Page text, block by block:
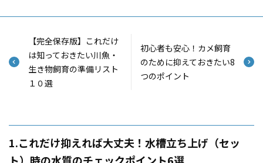
【完全保存版】これだけ
は知っておきたい川魚・
生き物飼育の準備リスト
１０選
初心者も安心！カメ飼育
のために抑えておきたい8
つのポイント
1.これだけ抑えれば大丈夫！水槽立ち上げ（セッ